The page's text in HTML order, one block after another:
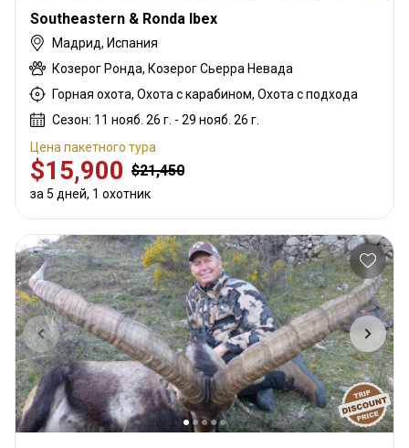
Southeastern & Ronda Ibex
Мадрид, Испания
Козерог Ронда, Козерог Сьерра Невада
Горная охота, Охота с карабином, Охота с подхода
Сезон: 11 нояб. 26 г. - 29 нояб. 26 г.
Цена пакетного тура
$15,900 $21,450
за 5 дней, 1 охотник